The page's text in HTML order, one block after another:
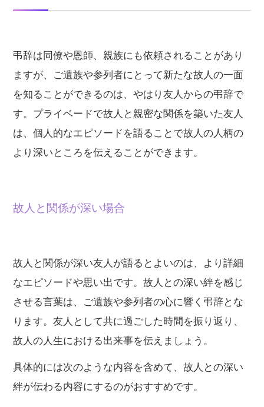
弔辞は同僚や恩師、親族にも依頼されることがあり
ますが、ご遺族や参列者にとって新たな故人の一面
を知ることができるのは、やはり友人からの弔辞で
す。プライベードで故人と親密な関係を築いた友人
は、個人的なエピソードを語ることで故人の人柄の
より深いところを伝えることができます。
故人と関係が深い場合
故人と関係が深い友人が語るとよいのは、より詳細
なエピソードや思い出です。故人との深い絆を感じ
させる言葉は、ご遺族や参列者の心に響く弔辞とな
ります。友人として共に過ごした時間を振り返り、
故人の人生における出来事を伝えましょう。
具体的には次のような内容を含めて、故人との深い
絆が伝わる内容にするのがおすすめです。